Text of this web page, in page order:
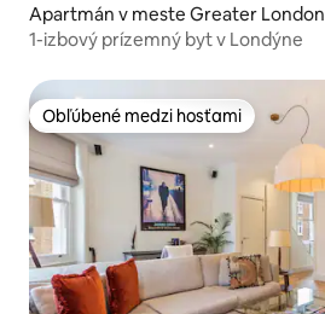
Apartmán v meste Greater London
1-izbový prízemný byt v Londýne
Obľúbené medzi hosťami
Obľúbené medzi hosťami